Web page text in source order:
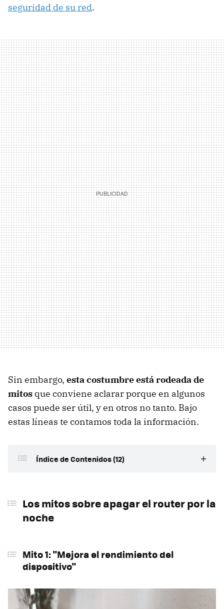
seguridad de su red.
Sin embargo, esta costumbre está rodeada de
mitos que conviene aclarar porque en algunos
casos puede ser útil, y en otros no tanto. Bajo
estas líneas te contamos toda la información.
Índice de Contenidos (12)
Mito 1: "Mejora el rendimiento del dispositivo"
Mito 2: "El ahorro energético es significativo"
Mito 4: "Es mejor para la salud"
Tu hogar inteligente seguirá funcionando
Los mitos sobre apagar el router por la
noche
Mito 1: "Mejora el rendimiento del
dispositivo"